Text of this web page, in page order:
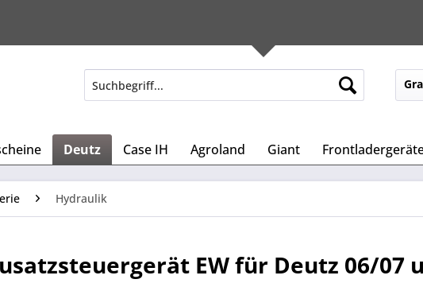
Deutz Case IH Agroland Giant
Hydraulik
EW für Deutz 06/07